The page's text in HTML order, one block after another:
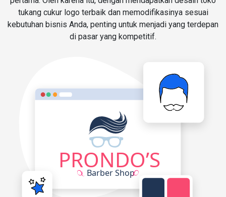
tukang cukur logo terbaik dan memodifikasinya sesuai
kebutuhan bisnis Anda, penting untuk menjadi yang terdepan
di pasar yang kompetitif.